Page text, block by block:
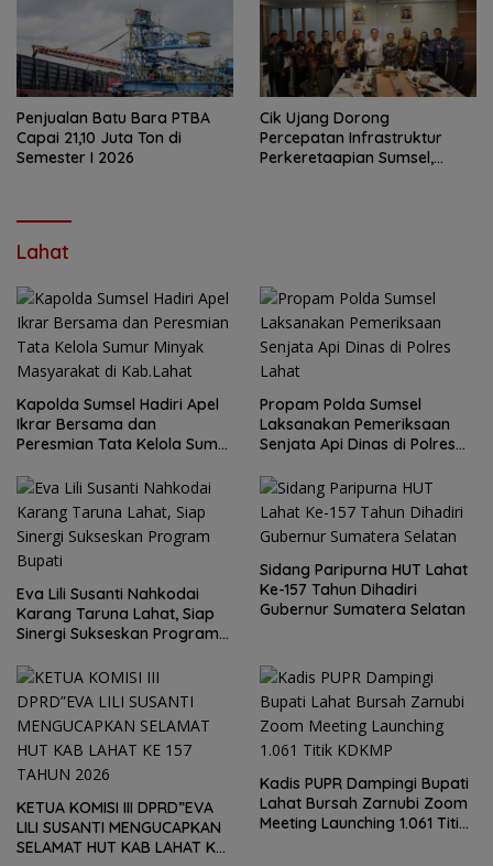
Penjualan Batu Bara PTBA
Capai 21,10 Juta Ton di
Semester I 2026
Cik Ujang Dorong
Percepatan Infrastruktur
Perkeretaapian Sumsel,
Lahat
Kapolda Sumsel Hadiri Apel
Ikrar Bersama dan
Peresmian Tata Kelola Sumur
Kab.Lahat
Propam Polda Sumsel
Laksanakan Pemeriksaan
Senjata Api Dinas di Polres
Eva Lili Susanti Nahkodai
Karang Taruna Lahat, Siap
Sinergi Sukseskan Program
Sidang Paripurna HUT Lahat
Ke-157 Tahun Dihadiri
Gubernur Sumatera Selatan
KETUA KOMISI III DPRD”EVA
LILI SUSANTI MENGUCAPKAN
SELAMAT HUT KAB LAHAT KE
Kadis PUPR Dampingi Bupati
Lahat Bursah Zarnubi Zoom
Meeting Launching 1.061 Titik